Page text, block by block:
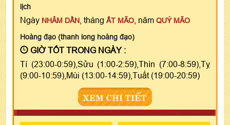
lịch
Ngày NHÂM DẦN , tháng ẤT MÃO , năm QUÝ MÃO
Hoàng đạo (thanh long hoàng đạo)
GIỜ TỐT TRONG NGÀY :
Tí (23:00-0:59),Sửu (1:00-2:59),Thìn (7:00-8:59),Tỵ
(9:00-10:59),Mùi (13:00-14:59),Tuất (19:00-20:59)
XEM CHI TIẾT